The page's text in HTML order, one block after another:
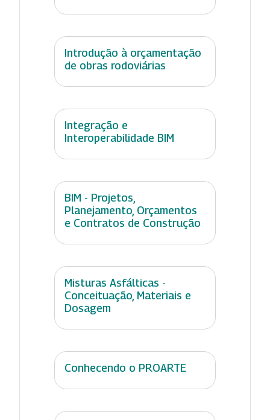
Introdução à orçamentação
de obras rodoviárias
Integração e
Interoperabilidade BIM
BIM - Projetos,
Planejamento, Orçamentos
e Contratos de Construção
Misturas Asfálticas -
Conceituação, Materiais e
Dosagem
Conhecendo o PROARTE